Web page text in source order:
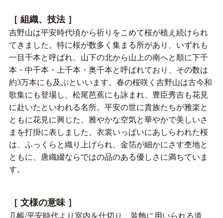
［ 組織、技法 ］
吉野山は平安時代頃から祈りをこめて桜が植え続けられ
てきました。特に桜が数多く集まる所があり、いずれも
一目千本と呼ばれ、山下の北から山上の南へと順に下千
本・中千本・上千本・奥千本と呼ばれており、その数は
約3万本にも及ぶといいます。春の桜咲く吉野山は古今和
歌集にも登場し、松尾芭蕉にも詠まれ、豊臣秀吉も花見
に赴いたといわれる名所。平安の世に貴族たちが雅楽と
ともに花見に興じた、雅やかな空気と華やかで美しいさ
まを打掛に表しました。衣裳いっぱいにあしらわれた桜
は、ふっくらと織り上げられ、金箔が細かにさす杢地と
ともに、唐織綴ならではの品のある優しさに満ちていま
す。
［ 文様の意味 ］
几帳/平安時代より室内を仕切り、装飾に用いられる道